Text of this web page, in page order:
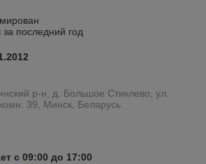
последний год
р-н, д. Большое Стиклево, ул.
39, Минск, Беларусь
с 09:00 до 17:00